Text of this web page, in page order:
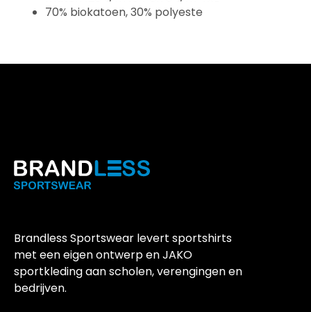
70% biokatoen, 30% polyeste
Brandless Sportswear levert sportshirts
met een eigen ontwerp en JAKO
sportkleding aan scholen, verengingen en
bedrijven.